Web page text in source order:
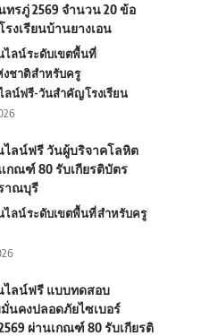
รภู่ 2569 จำนวน 20 ข้อ
งเรียนบ้านยางเอน
ไลน์ระดับเขตพื้นที่
ชาติสำหรับครู
ลน์ฟรี-วันสำคัญโรงเรียน
ไลน์ฟรี วันผู้บริจาคโลหิต
กณฑ์ 80 รับเกียรติบัตร
าณบุรี
ไลน์ระดับเขตพื้นที่สำหรับครู
ไลน์ฟรี แบบทดสอบ
นคงปลอดภัยไซเบอร์
ผ่านเกณฑ์ 80 รับเกียรติ